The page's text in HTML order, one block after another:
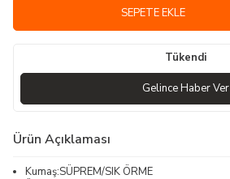
SEPETE EKLE
Tükendi
Gelince Haber Ver
Ürün Açıklaması
Kumaş:SÜPREM/SIK ÖRME